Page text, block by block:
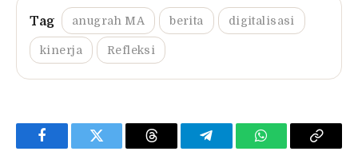
anugrah MA berita digitalisasi
kinerja Refleksi
FacebookTwitter Threads TelegramWhatsAppCopy